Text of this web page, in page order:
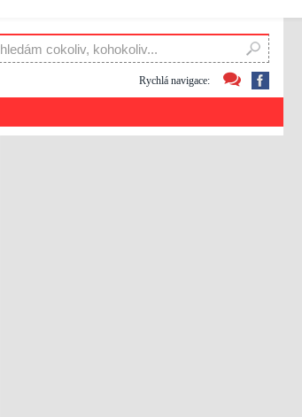
Rychlá navigace: